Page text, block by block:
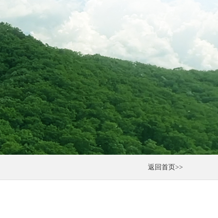
返回首页>>